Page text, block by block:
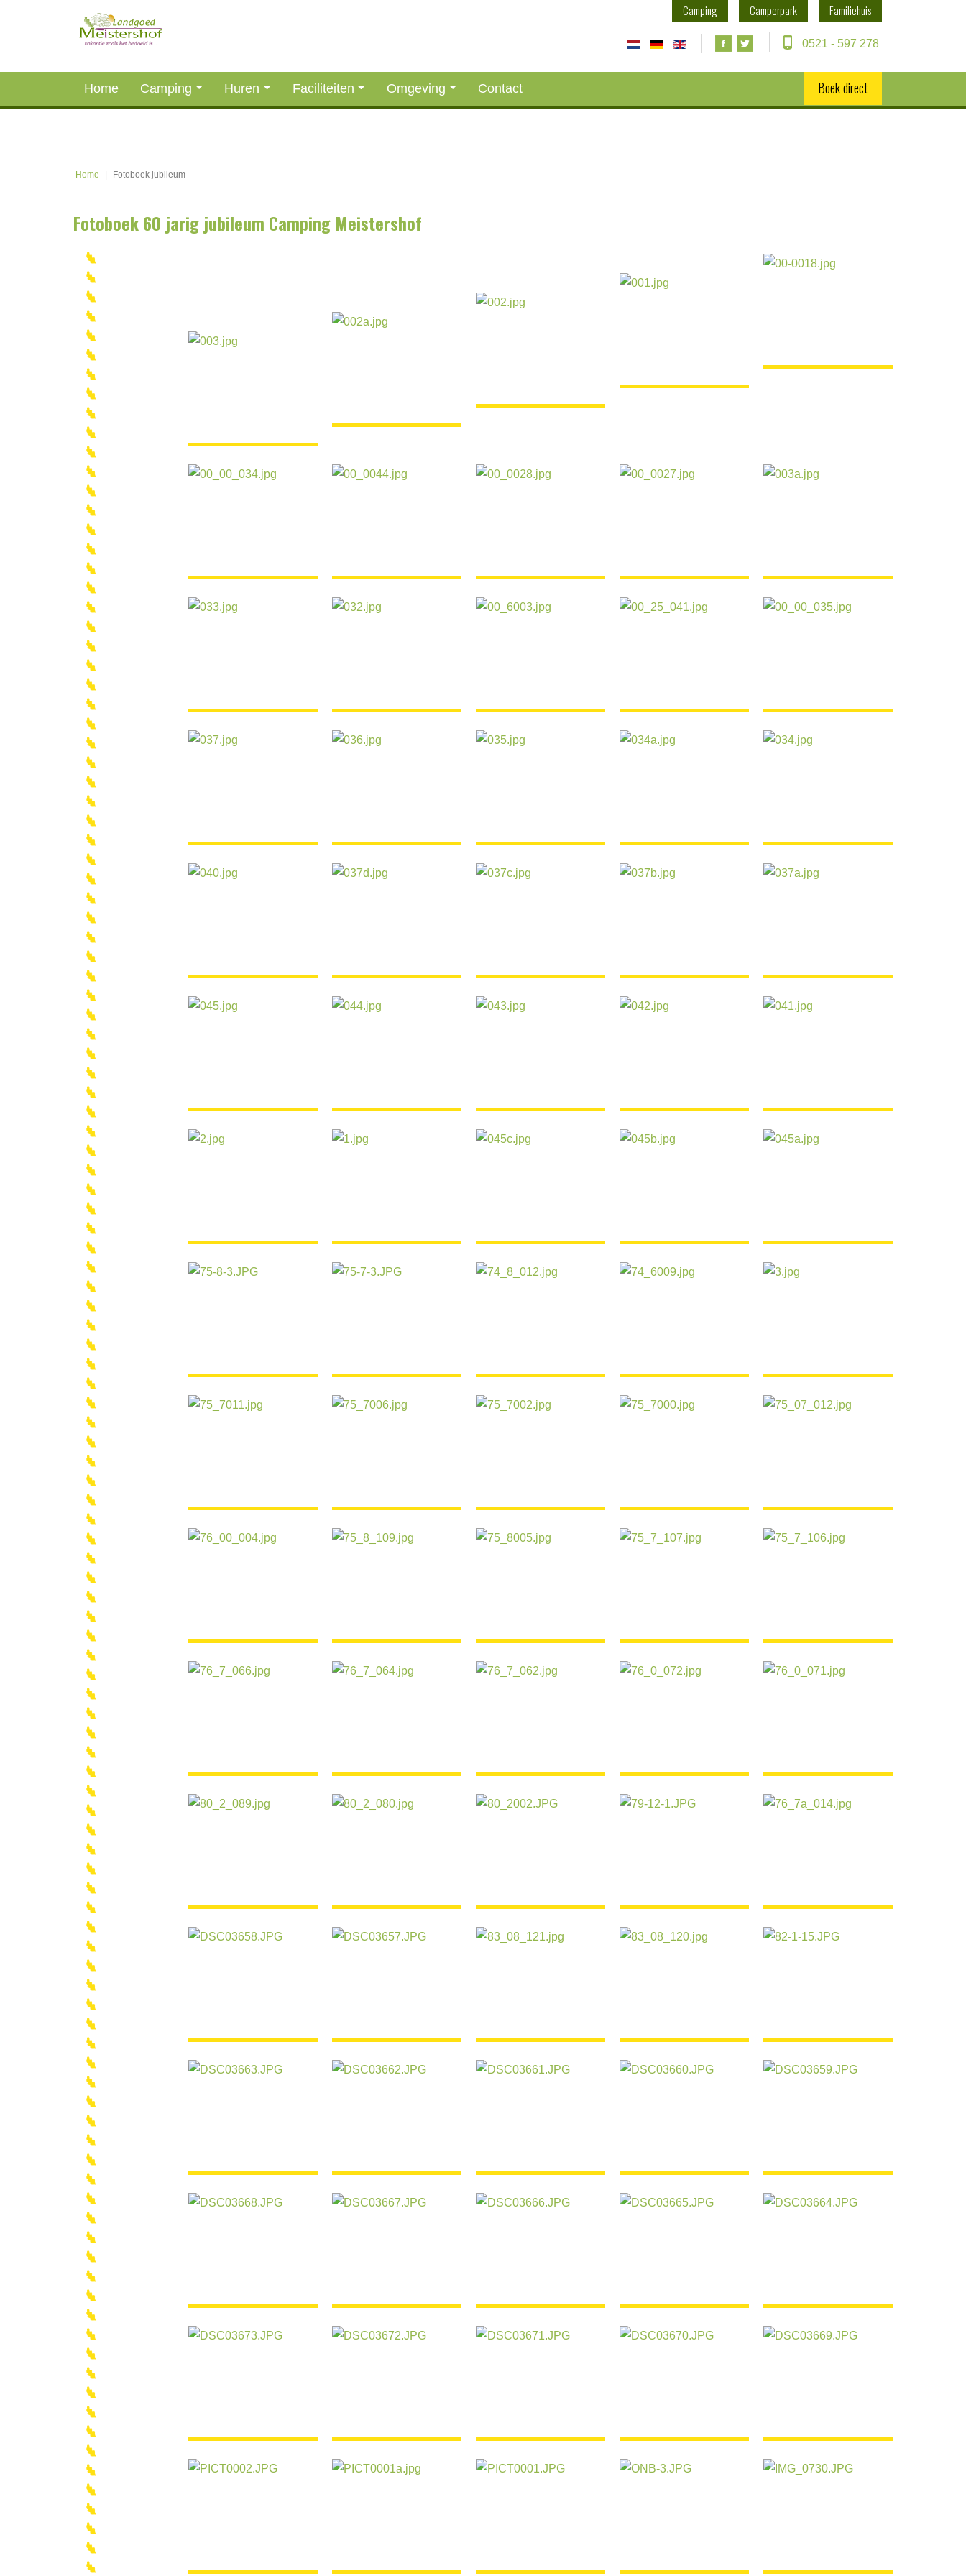
Camping Camperpark Familiehuis
0521 - 597 278
Home Camping Huren Faciliteiten Omgeving Contact Boek direct
Home Fotoboek jubileum
Fotoboek 60 jarig jubileum Camping Meistershof